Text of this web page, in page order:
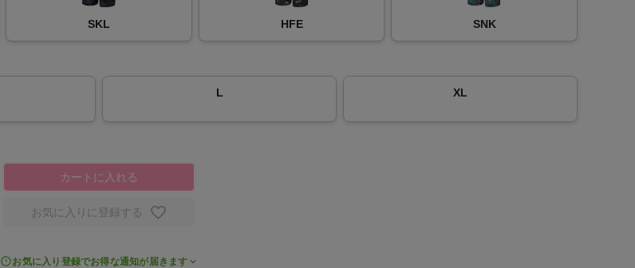
SKL HFE SNK
L XL
カートに入れる
お気に入りに登録する
お気に入り登録でお得な通知が届きます